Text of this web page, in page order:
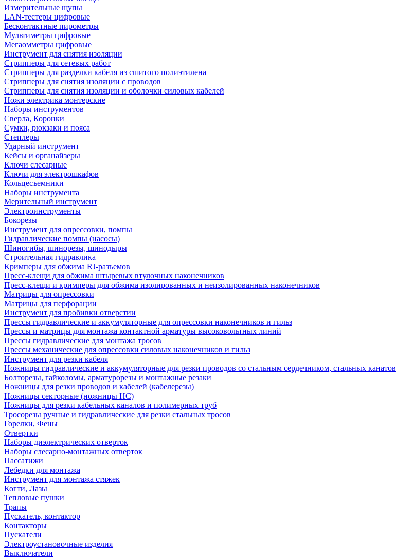
Измерительные щупы
LAN-тестеры цифровые
Бесконтактные пирометры
Мультиметры цифровые
Мегаомметры цифровые
Инструмент для снятия изоляции
Стрипперы для сетевых работ
Стрипперы для разделки кабеля из сшитого полиэтилена
Cтрипперы для снятия изоляции с проводов
Стрипперы для снятия изоляции и оболочки силовых кабелей
Ножи электрика монтерские
Наборы инструментов
Сверла, Коронки
Сумки, рюкзаки и пояса
Степлеры
Ударный инструмент
Кейсы и органайзеры
Ключи слесарные
Ключи для электрошкафов
Кольцесъемники
Наборы инструмента
Мерительный инструмент
Электроинструменты
Бокорезы
Инструмент для опрессовки, помпы
Гидравлические помпы (насосы)
Шиногибы, шинорезы, шинодыры
Строительная гидравлика
Кримперы для обжима RJ-разъемов
Пресс-клещи для обжима штыревых втулочных наконечников
Пресс-клещи и кримперы для обжима изолированных и неизолированных наконечников
Матрицы для опрессовки
Матрицы для перфорации
Инструмент для пробивки отверстии
Прессы гидравлические и аккумуляторные для опрессовки наконечников и гильз
Прессы и матрицы для монтажа контактной арматуры высоковольтных линий
Прессы гидравлические для монтажа тросов
Прессы механические для опрессовки силовых наконечников и гильз
Инструмент для резки кабеля
Ножницы гидравлические и аккумуляторные для резки проводов со стальным сердечником, стальных канатов
Болторезы, гайколомы, арматурорезы и монтажные резаки
Ножницы для резки проводов и кабелей (кабелерезы)
Ножницы секторные (ножницы НС)
Ножницы для резки кабельных каналов и полимерных труб
Тросорезы ручные и гидравлические для резки стальных тросов
Горелки, Фены
Отвертки
Наборы диэлектрических отверток
Наборы слесарно-монтажных отверток
Пассатижи
Лебедки для монтажа
Инструмент для монтажа стяжек
Когти, Лазы
Тепловые пушки
Трапы
Пускатель, контактор
Контакторы
Пускатели
Электроустановочные изделия
Выключатели